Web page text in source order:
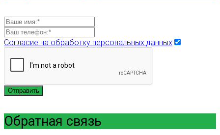
Согласие на обработку персональных данных
Отправить
Обратная связь